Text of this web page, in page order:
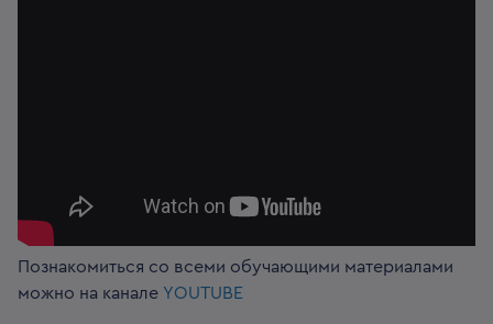
Познакомиться со всеми обучающими материалами
можно на канале YOUTUBE